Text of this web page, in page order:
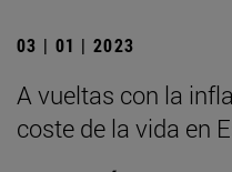
03 | 01 | 2023
A vueltas con la
coste de la vida en